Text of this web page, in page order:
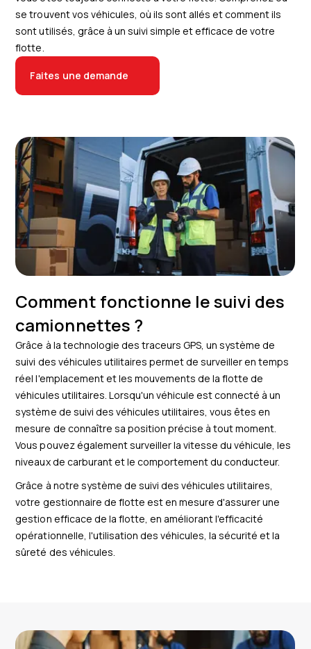
se trouvent vos véhicules, où ils sont allés et comment ils
sont utilisés, grâce à un suivi simple et efficace de votre
flotte.
Faites une demande
Comment fonctionne le suivi des
camionnettes ?
Grâce à la technologie des traceurs GPS, un système de
suivi des véhicules utilitaires permet de surveiller en temps
réel l'emplacement et les mouvements de la flotte de
véhicules utilitaires. Lorsqu'un véhicule est connecté à un
système de suivi des véhicules utilitaires, vous êtes en
mesure de connaître sa position précise à tout moment.
Vous pouvez également surveiller la vitesse du véhicule, les
niveaux de carburant et le comportement du conducteur.
Grâce à notre système de suivi des véhicules utilitaires,
votre gestionnaire de flotte est en mesure d'assurer une
gestion efficace de la flotte, en améliorant l'efficacité
opérationnelle, l'utilisation des véhicules, la sécurité et la
sûreté des véhicules.